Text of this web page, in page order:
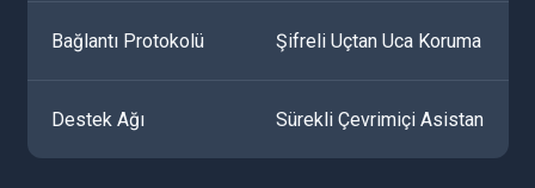
Bağlantı Protokolü Şifreli Uçtan Uca Koruma
Destek Ağı Sürekli Çevrimiçi Asistan